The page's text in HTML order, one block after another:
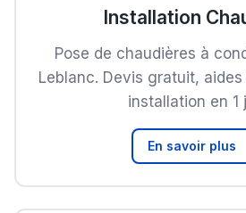
Installation
Pose de chaudières à
Leblanc. Devis gratuit,
installation en 1
En savoir plus